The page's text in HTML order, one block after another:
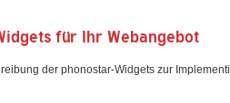
für Ihr Webangebot
der phonostar-Widgets zur